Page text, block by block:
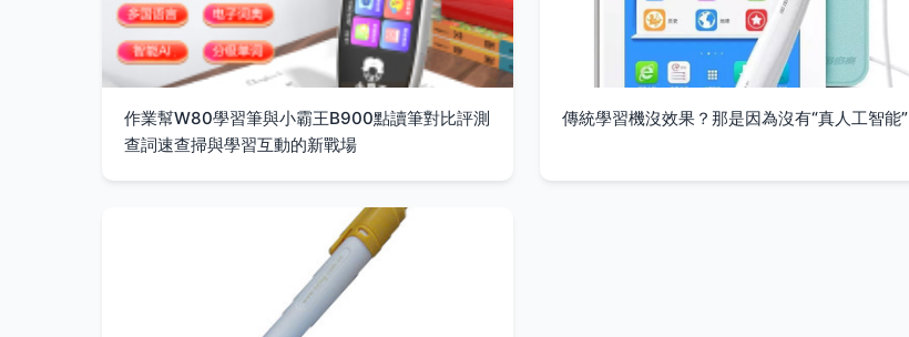
作業幫W80學習筆與小霸王B900點讀筆對比評測
查詞速查掃與學習互動的新戰場
傳統學習機沒效果？那是因為沒有“真人工智能”